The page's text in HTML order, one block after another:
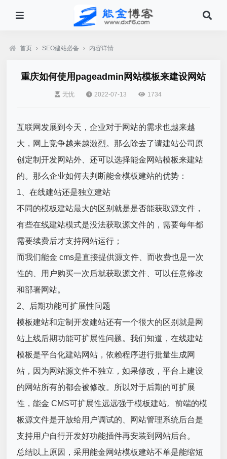
首页 › SEO建站必备 › 内容详情
重庆如何使用pageadmin网站模板来建设网站
无忧 2022-07-13 1734
互联网发展到今天，企业对于网站的需求也越来越
大，网上竞争越来越激烈。那么除去了请建站公司原
创定制开发网站外、还可以选择能金网站模板来建站
的。那么企业如何去判断能金模板建站的优势：
1、在线建站还是独立建站
不同的模板建站最大的区别就是是否能获取源文件，
有些在线建站模式是没法获取源文件的，需要每年都
需要续费后才支持网站运行；
而我们能金 cms是直接提供源文件、而收费也是一次
性的、用户购买一次后就获取源文件、可以任意修改
和部署网站。
2、后期功能可扩展性问题
模板建站和定制开发建站还有一个很大的区别就是网
站上线后期功能可扩展性问题。我们知道，在线建站
模板是平台化建站网站，依赖程序进行批量生成网
站，因为网站源文件不独立，如果修改，平台上建设
的网站所有的都会被修改。所以对于后期的可扩展
性，能金 CMS可扩展性远远强于模板建站。前端的模
板源文件是开放给用户调试的、网站管理系统后台是
支持用户自行开发好功能插件再安装到网站后台。
总结以上原因，采用能金网站模板建站不单是能缩短